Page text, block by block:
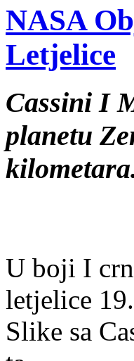
NASA
Letjelice
Cassini I
planetu
U boji I
letjelice
Slike sa